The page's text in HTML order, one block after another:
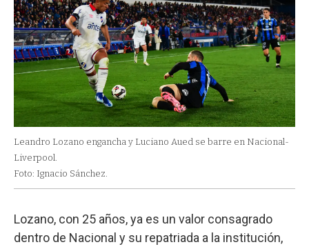
Leandro Lozano engancha y Luciano Aued se barre en Nacional-
Liverpool.
Foto: Ignacio Sánchez.
Lozano, con 25 años, ya es un valor consagrado
dentro de Nacional y su repatriada a la institución,